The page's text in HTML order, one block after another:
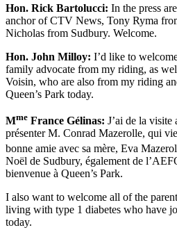
Hon. Rick Bartolucci: In the press
anchor of CTV News, Tony Ryma
Nicholas from Sudbury. Welcome.
Hon. John Milloy: I’d like to
family advocate from my riding, as
Voisin, who are also from my riding
Queen’s Park today.
Mme France Gélinas: J’ai de la visite
présenter M. Conrad Mazerolle, qui
bonne amie avec sa mère, Eva
Noël de Sudbury, également de
bienvenue à Queen’s Park.
I also want to welcome all of the
living with type 1 diabetes who have
today.